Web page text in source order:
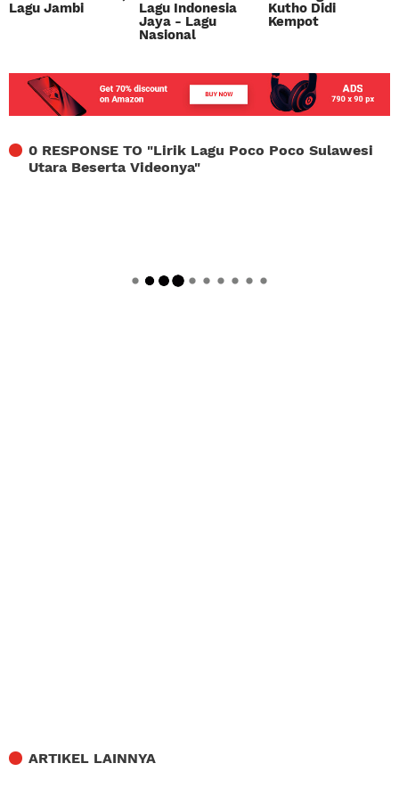
Lagu Jambi
Lagu Indonesia
Jaya - Lagu
Nasional
Kutho Didi
Kempot
0 RESPONSE TO "Lirik Lagu Poco Poco Sulawesi
Utara Beserta Videonya"
ARTIKEL LAINNYA